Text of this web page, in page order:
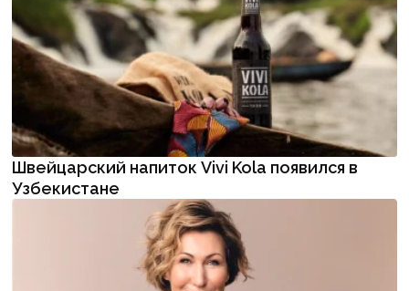
Швейцарский напиток Vivi Kola появился в
Узбекистане